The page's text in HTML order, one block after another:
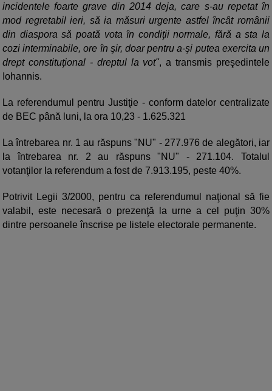
incidentele foarte grave din 2014 deja, care s-au repetat în
mod regretabil ieri, să ia măsuri urgente astfel încât românii
din diaspora să poată vota în condiţii normale, fără a sta la
cozi interminabile, ore în şir, doar pentru a-şi putea exercita un
drept constituţional - dreptul la vot", a transmis preşedintele
Iohannis.
La referendumul pentru Justiţie - conform datelor centralizate
de BEC până luni, la ora 10,23 - 1.625.321
La întrebarea nr. 1 au răspuns "NU" - 277.976 de alegători, iar
la întrebarea nr. 2 au răspuns "NU" - 271.104. Totalul
votanţilor la referendum a fost de 7.913.195, peste 40%.
Potrivit Legii 3/2000, pentru ca referendumul naţional să fie
valabil, este necesară o prezenţă la urne a cel puţin 30%
dintre persoanele înscrise pe listele electorale permanente.